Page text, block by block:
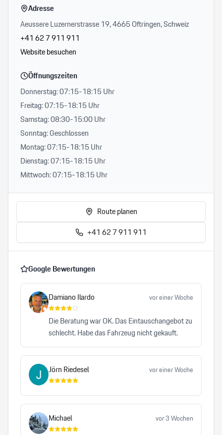
Adresse
Aeussere Luzernerstrasse 19, 4665 Oftringen, Schweiz
+41 62 7 911 911
Website besuchen
Öffnungszeiten
Donnerstag: 07:15-18:15 Uhr
Freitag: 07:15-18:15 Uhr
Samstag: 08:30-15:00 Uhr
Sonntag: Geschlossen
Montag: 07:15-18:15 Uhr
Dienstag: 07:15-18:15 Uhr
Mittwoch: 07:15-18:15 Uhr
Route planen
+41 62 7 911 911
Google Bewertungen
Damiano Ilardo vor einer Woche
Die Beratung war OK. Das Eintauschangebot zu
schlecht. Habe das Fahrzeug nicht gekauft.
Jörn Riedesel vor einer Woche
Michael vor 3 Wochen